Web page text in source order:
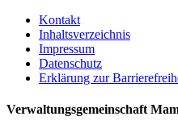
Kontakt
Inhaltsverzeichnis
Impressum
Datenschutz
Erklärung zur
Verwaltungsgemeinschaft